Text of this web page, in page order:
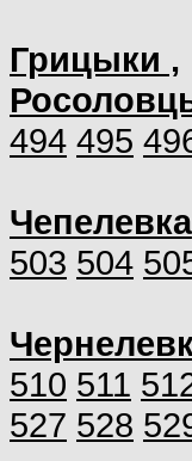
Грицыки ,
494 495
Чепелевка
503 504
510 511
527 528